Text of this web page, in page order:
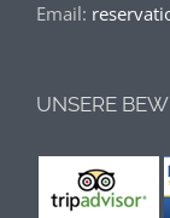
Email:
UNSERE